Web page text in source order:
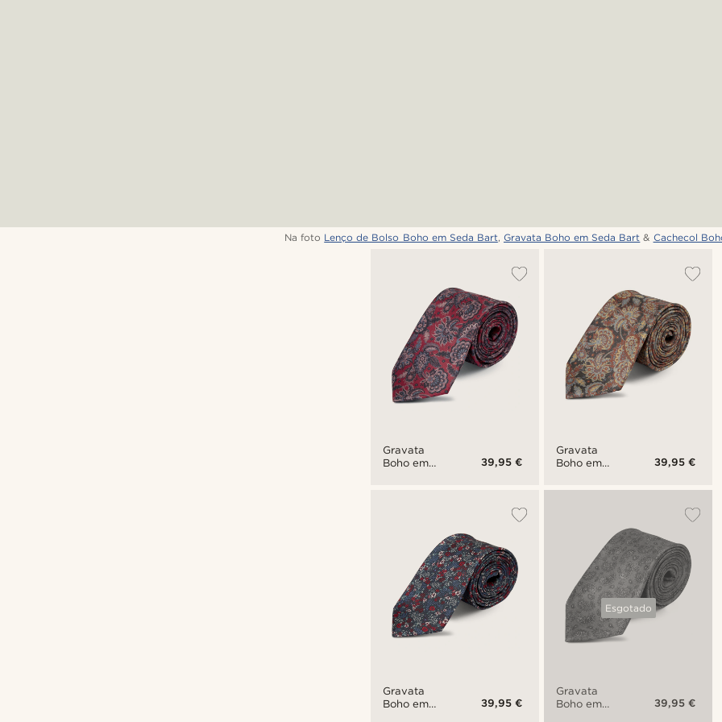
Na foto Lenço de Bolso Boho em Seda Bart, Gravata Boho em Seda Bart & Cachecol
Gravata
Boho em
39,95 €
Gravata
Boho em
39,95 €
Gravata
Boho em
39,95 €
Esgotado
Gravata
Boho em
39,95 €